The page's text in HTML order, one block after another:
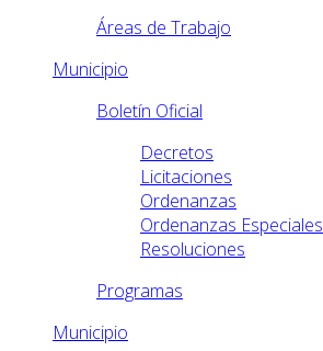
Áreas de Trabajo
Municipio
Boletín Oficial
Decretos
Licitaciones
Ordenanzas
Ordenanzas Especiales
Resoluciones
Programas
Municipio